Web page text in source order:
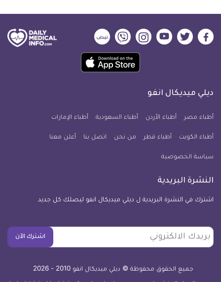
ديلي
فيسبوك
ديلي
تويتر
ديلي
ميديكال
يوتيوب
ديلي
ميديكال
انفو
ديلي
ميديكال
انفو
ديلي
ميديكال
انفو
حمل
تطبيق
معلومة
للآيفون
ديلي ميديكال انفو
أطباء مصر أطباء الأردن أطباء السعودية أطباء الإمارات
أطباء الكويت أطباء قطر من نحن اتصل بنا أعلن معنا
سياسة الخصوصية
النشرة البريدية
اشترك في النشرة البريدية ل ديلي ميديكال انفو ليصلك كل جديد
بريدك
الالكتروني
اشترك الآن
جميع الحقوق محفوظة © ديلي ميديكال انفو 2010 - 2026